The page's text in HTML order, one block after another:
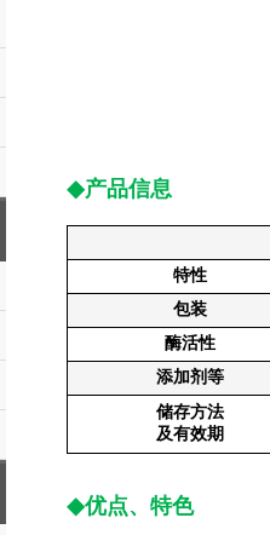
◆产品信息
特性
包装
酶活性
添加剂等
储存方法
及有效期
◆优点、特色